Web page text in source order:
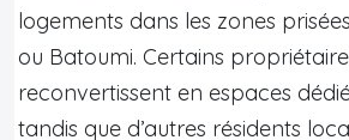
logements dans les zones
ou Batoumi. Certains
reconvertissent en espaces
tandis que d’autres résidents